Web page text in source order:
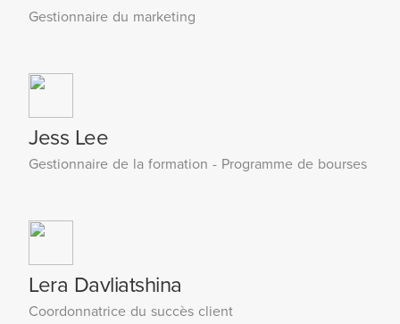
Gestionnaire du marketing
Jess Lee
Gestionnaire de la formation - Programme de bourses
Lera Davliatshina
Coordonnatrice du succès client